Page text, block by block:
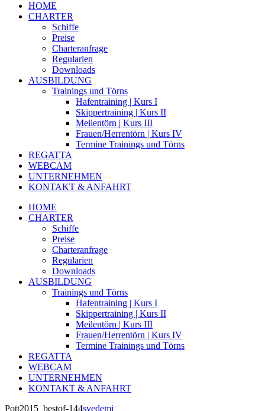
HOME
CHARTER
Schiffe
Preise
Charteranfrage
Regularien
Downloads
AUSBILDUNG
Trainings und Törns
Hafentraining | Kurs I
Skippertraining | Kurs II
Meilentörn | Kurs III
Frauen/Herrentörn | Kurs IV
Termine Trainings und Törns
REGATTA
WEBCAM
UNTERNEHMEN
KONTAKT & ANFAHRT
HOME
CHARTER
Schiffe
Preise
Charteranfrage
Regularien
Downloads
AUSBILDUNG
Trainings und Törns
Hafentraining | Kurs I
Skippertraining | Kurs II
Meilentörn | Kurs III
Frauen/Herrentörn | Kurs IV
Termine Trainings und Törns
REGATTA
WEBCAM
UNTERNEHMEN
KONTAKT & ANFAHRT
Pott2015_bestof-144svedemi